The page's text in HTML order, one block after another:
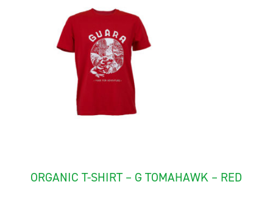
ORGANIC T-SHIRT – G TOMAHAWK – RED